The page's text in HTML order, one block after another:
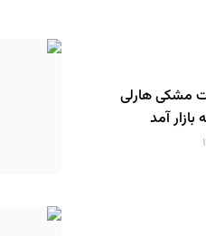
مشکی هارلی
آمد